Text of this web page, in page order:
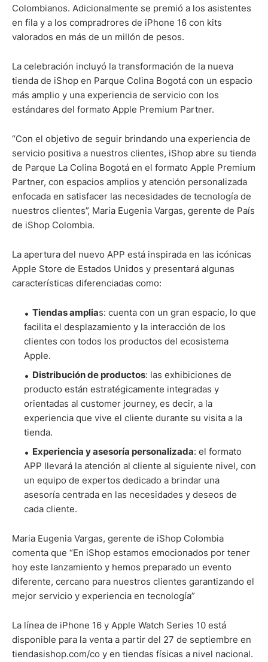
Colombianos. Adicionalmente se premió a los asistentes
en fila y a los compradrores de iPhone 16 con kits
valorados en más de un millón de pesos.
La celebración incluyó la transformación de la nueva
tienda de iShop en Parque Colina Bogotá con un espacio
más amplio y una experiencia de servicio con los
estándares del formato Apple Premium Partner.
“Con el objetivo de seguir brindando una experiencia de
servicio positiva a nuestros clientes, iShop abre su tienda
de Parque La Colina Bogotá en el formato Apple Premium
Partner, con espacios amplios y atención personalizada
enfocada en satisfacer las necesidades de tecnología de
nuestros clientes”, Maria Eugenia Vargas, gerente de País
de iShop Colombia.
La apertura del nuevo APP está inspirada en las icónicas
Apple Store de Estados Unidos y presentará algunas
características diferenciadas como:
Tiendas amplias: cuenta con un gran espacio, lo que
facilita el desplazamiento y la interacción de los
clientes con todos los productos del ecosistema
Apple.
Distribución de productos: las exhibiciones de
producto están estratégicamente integradas y
orientadas al customer journey, es decir, a la
experiencia que vive el cliente durante su visita a la
tienda.
Experiencia y asesoría personalizada: el formato
APP llevará la atención al cliente al siguiente nivel, con
un equipo de expertos dedicado a brindar una
asesoría centrada en las necesidades y deseos de
cada cliente.
Maria Eugenia Vargas, gerente de iShop Colombia
comenta que “En iShop estamos emocionados por tener
hoy este lanzamiento y hemos preparado un evento
diferente, cercano para nuestros clientes garantizando el
mejor servicio y experiencia en tecnología”
La línea de iPhone 16 y Apple Watch Series 10 está
disponible para la venta a partir del 27 de septiembre en
tiendasishop.com/co y en tiendas físicas a nivel nacional.